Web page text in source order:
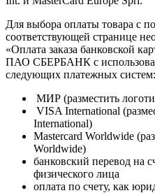
Для выбора оплаты товара с
соответствующей странице
«Оплата заказа банковской
ПАО СБЕРБАНК с
следующих платежных систем:
МИР (разместить
VISA International
International)
Mastercard Worldwide
Worldwide)
банковский перевод на
физического лица
оплата по счету, как